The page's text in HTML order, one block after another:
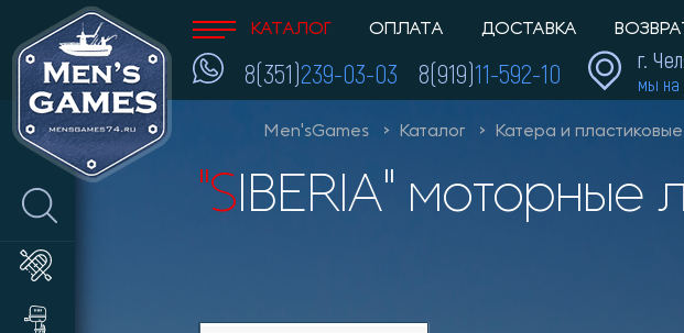
КАТАЛОГ ОПЛАТА ДОСТАВКА
8(351)239-03-03 8(919)11-592-10 г.
мы на
Men'sGames Каталог Катера и
"SIBERIA" моторные